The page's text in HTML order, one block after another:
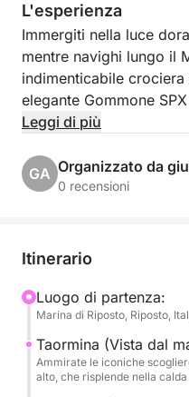
L'esperienza
Immergiti nella luce
mentre navighi lungo il
indimenticabile
elegante Gommone
le luci scintillanti dei
della costa siciliana.
origine lavica, con una
calare, scivoleremo
ammirando la vista
mare. Faremo una
potrai fare un tuffo
ammirare i colori
Leggi di più
GA Organizzato da
0 recensioni
Itinerario
Luogo di partenza:
Marina di Riposto, Riposto,
Taormina (Vista dal
Ammirate le iconiche
alto, che risplende nella